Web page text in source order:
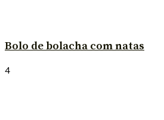
Bolo de bolacha com natas
4